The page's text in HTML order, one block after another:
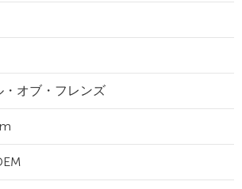
オブ・フレンズ